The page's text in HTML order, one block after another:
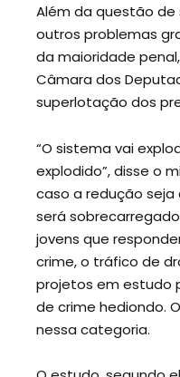
Além da questão
outros problemas
da maioridade
Câmara dos
superlotação dos
“O sistema vai
explodido”, disse o
caso a redução
será
jovens que
crime, o tráfico de
projetos em estudo
de crime hediondo.
nessa categoria.